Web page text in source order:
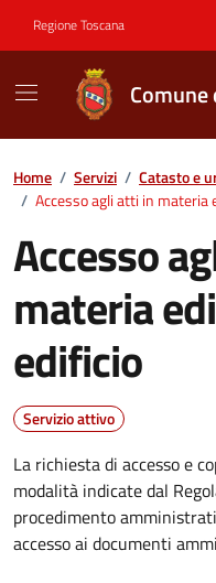
Regione Toscana
Comune
Contenuti in
Home / Servizi / Catasto e
/ Accesso agli atti in materia
Accesso
materia
edificio
Servizio attivo
La richiesta di accesso e
modalità indicate dal
procedimento
accesso ai documenti